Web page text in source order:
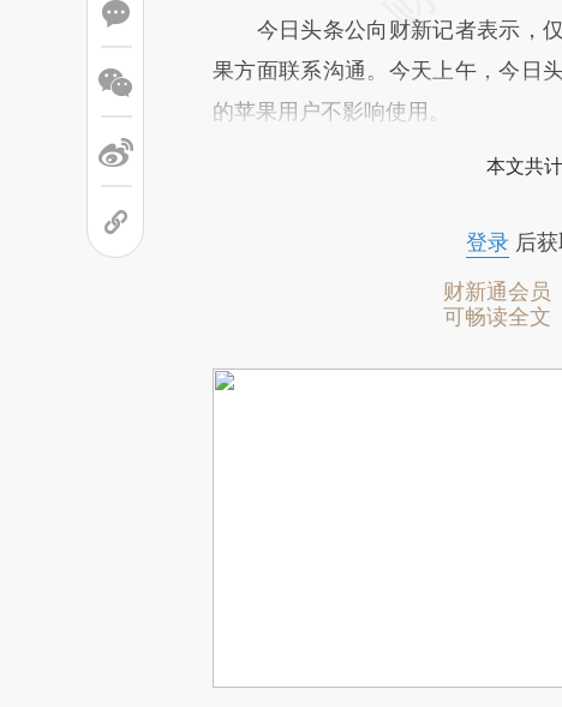
今日头条公向财新记者表示，仅
果方面联系沟通。今天上午，今日
的苹果用户不影响使用。
本文共
登录后获
财新通会员
可畅读全文